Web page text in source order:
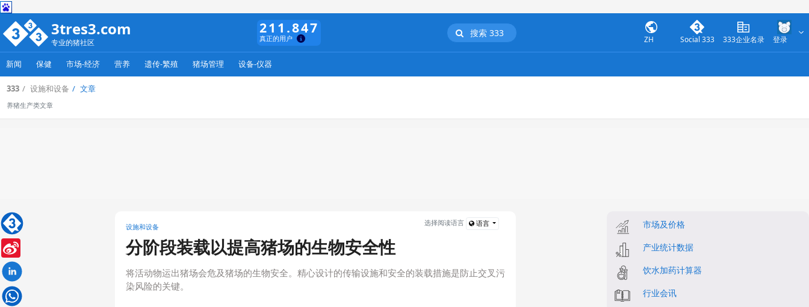
3tres3.com
专业的猪社区
211.847
真正的用户
搜索 333
ZH Social 333 333企业名录 登录
新闻 保健 市场-经济 营养 遗传-繁殖 猪场管理 设备-仪器
333 设施和设备 文章
养猪生产类文章
选择阅读语言 语言
设施和设备
分阶段装载以提高猪场的生物安全性
将活动物运出猪场会危及猪场的生物安全。精心设计的传输设施和安全的装载措施是防止交叉污
染风险的关键。
市场及价格
产业统计数据
饮水加药计算器
行业会讯